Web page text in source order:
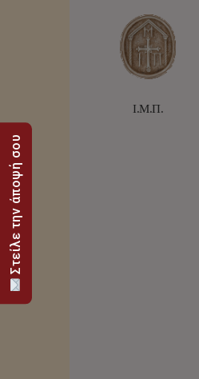
Ι.Μ.Π.
Στείλε την άποψή σου